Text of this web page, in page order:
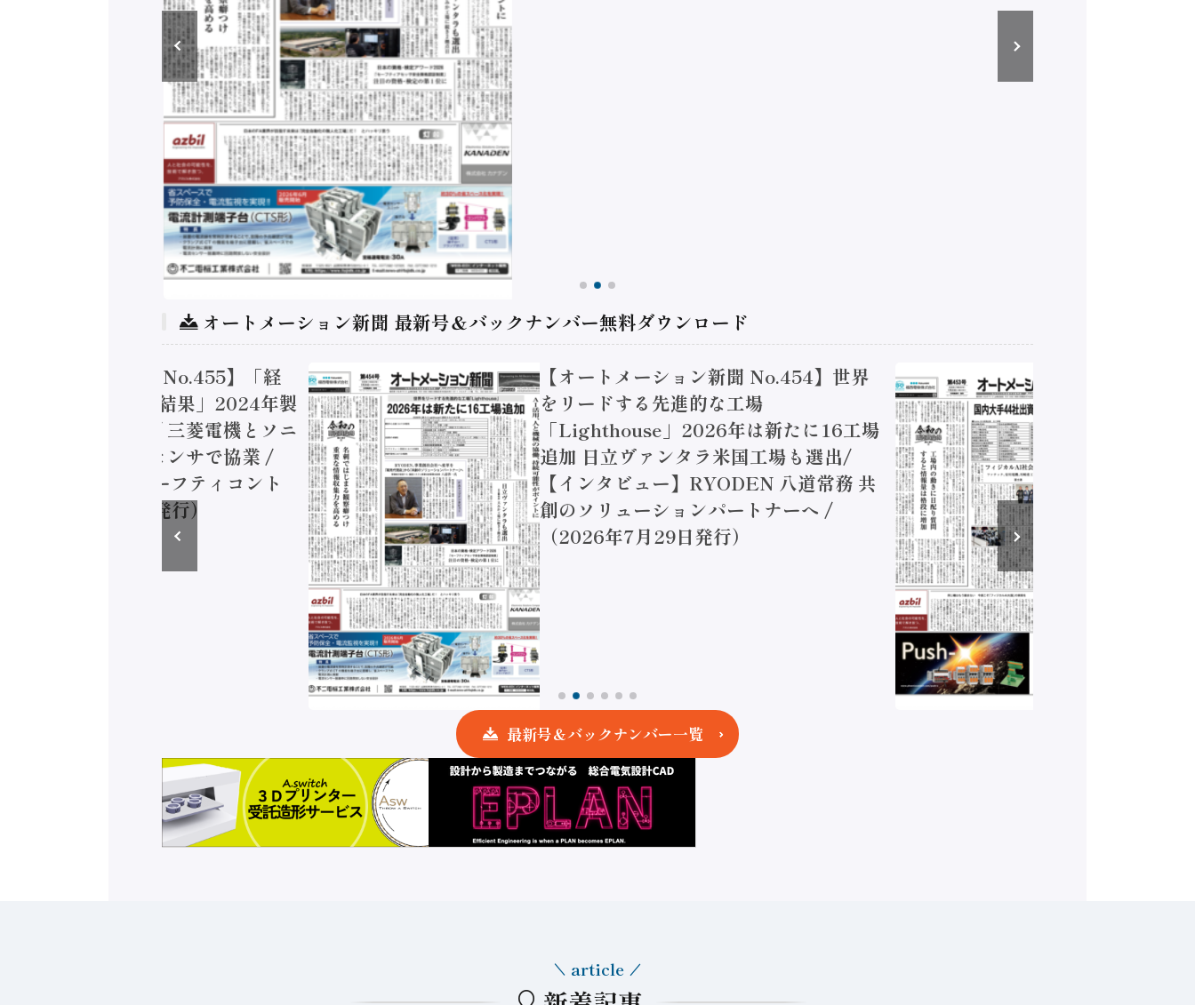
オートメーション新聞 最新号＆バックナンバー無料ダウンロード
トメーション新聞 No.455】「経
実態調査二次集計結果」2024年製
加価値額86兆円 / 三菱電機とソニ
コン AIビジョンセンサで協業 /
安全に動かすセーフティコント
（2026年8月5日発行）
【オートメーション新聞 No.454】世界
をリードする先進的な工場
「Lighthouse」2026年は新たに16工場
追加 日立ヴァンタラ米国工場も選出/
【インタビュー】RYODEN 八道常務 共
創のソリューションパートナーへ /
（2026年7月29日発行）
最新号＆バックナンバー一覧
article